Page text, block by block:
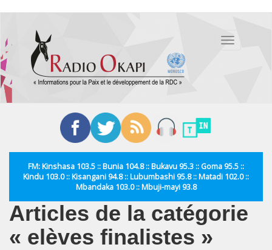
contenu
principal
Toggle
FM: Kinshasa 103.5 :: Bunia 104.8 :: Bukavu 95.3 :: Goma 95.5 ::
Kindu 103.0 :: Kisangani 94.8 :: Lubumbashi 95.8 :: Matadi 102.0 ::
Mbandaka 103.0 :: Mbuji-mayi 93.8
Articles de la catégorie
« elèves finalistes »